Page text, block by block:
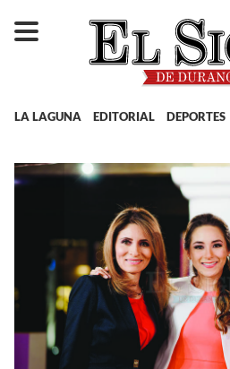
LA LAGUNA EDITORIAL DEPORTES